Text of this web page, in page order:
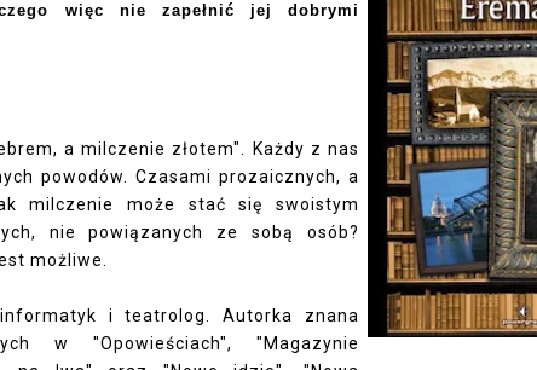
więc nie zapełnić jej dobrymi
a milczenie złotem". Każdy z nas
powodów. Czasami prozaicznych, a
milczenie może stać się swoistym
nie powiązanych ze sobą osób?
możliwe.
i teatrolog. Autorka znana
w "Opowieściach", "Magazynie